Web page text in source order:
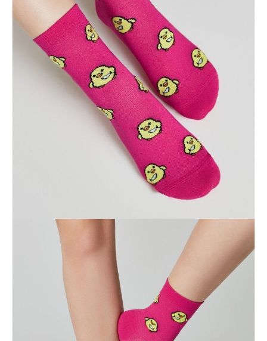
DODAJ DO KOSZYKA
Jak złożyć zamówienie
POWIADOM MNIE O DOSTĘPNOŚCI
ПОЛУЧИТЬ ПО EMAIL
darmowa od 99 zł
czas dostawy: 1-2 dni robocze
darmowa od 50 zł
czas dostawy: 1-2 dni robocze
w sklepie Conte (Łodz)
pn.- czw. 8:00 - 16:00, pt. 8:00 - 14:00
стильно и оригинально, что вам не захочется прятать их под
обувью одеждой.
• плотные и эластичные
• идеальное облегание
• креативные ассиметричные рисунки
• подходят для занятий спортом
• станут оригинальным подарком для друзей и близких.
1001320560030186603
хлопок 64%, полиамид 34%, эластан 2%
Udostępnij produkt
Podmiot odpowiedzialny